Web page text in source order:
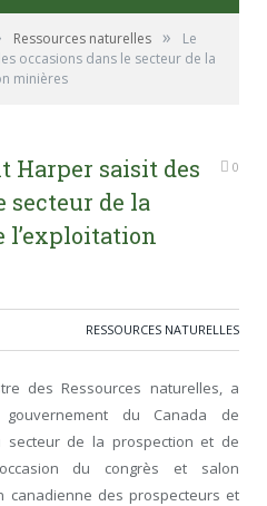
Ressources naturelles »
Le
occasions dans le secteur de la
minières
Harper saisit des
secteur de la
l’exploitation
0
RESSOURCES NATURELLES
des Ressources naturelles, a
du Canada de
secteur de la prospection et de
du congrès et salon
canadienne des prospecteurs et